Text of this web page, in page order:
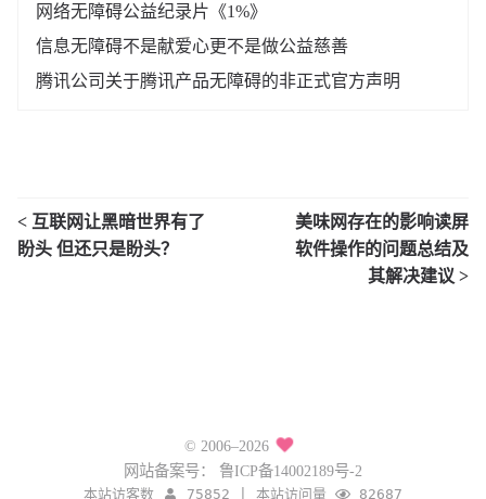
网络无障碍公益纪录片《1%》
信息无障碍不是献爱心更不是做公益慈善
腾讯公司关于腾讯产品无障碍的非正式官方声明
< 互联网让黑暗世界有了
盼头 但还只是盼头？
美味网存在的影响读屏
软件操作的问题总结及
其解决建议 >
© 2006–2026
网站备案号： 鲁ICP备14002189号-2
本站访客数 75852 本站访问量 82687